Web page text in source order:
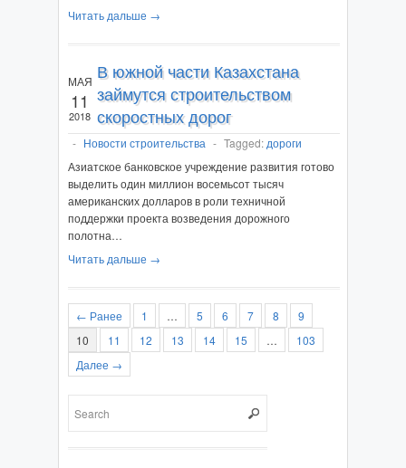
Читать дальше →
МАЯ
11
2018
В южной части Казахстана
займутся строительством
скоростных дорог
- Новости строительства - Tagged: дороги
Азиатское банковское учреждение развития готово
выделить один миллион восемьсот тысяч
американских долларов в роли техничной
поддержки проекта возведения дорожного
полотна…
Читать дальше →
← Ранее 1 … 5 6 7 8
9
10
11 12 13 14 15 …
103
Далее →